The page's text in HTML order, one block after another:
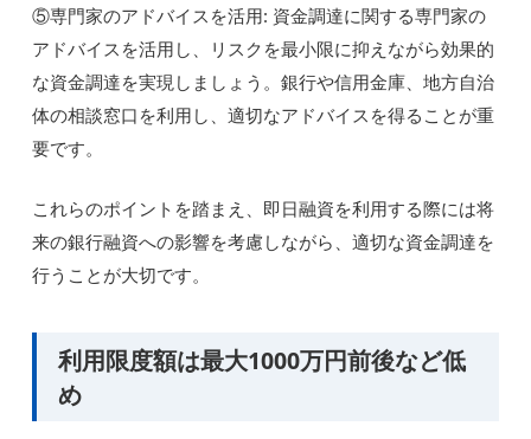
⑤専門家のアドバイスを活用: 資金調達に関する専門家の
アドバイスを活用し、リスクを最小限に抑えながら効果的
な資金調達を実現しましょう。銀行や信用金庫、地方自治
体の相談窓口を利用し、適切なアドバイスを得ることが重
要です。
これらのポイントを踏まえ、即日融資を利用する際には将
来の銀行融資への影響を考慮しながら、適切な資金調達を
行うことが大切です。
利用限度額は最大1000万円前後など低
め